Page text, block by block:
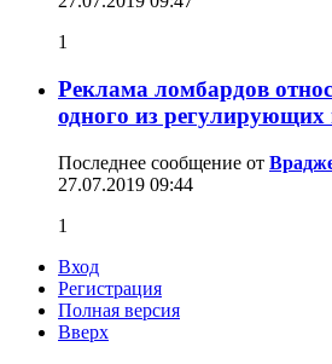
1
Реклама ломбардов
одного из
Последнее сообщение от
27.07.2019 09:44
1
Вход
Регистрация
Полная версия
Вверх